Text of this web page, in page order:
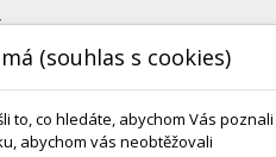
(souhlas s cookies)
to, co hledáte, abychom Vás poznali
abychom vás neobtěžovali